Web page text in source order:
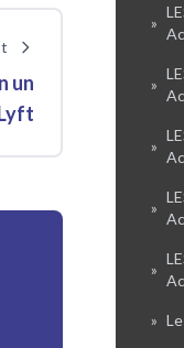
un
»
»
»
»
»
»